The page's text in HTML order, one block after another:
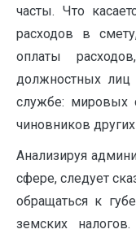
часты. Что
расходов в
оплаты
должностных лиц
службе: мировых
чиновников
Анализируя
сфере, следует
обращаться к
земских